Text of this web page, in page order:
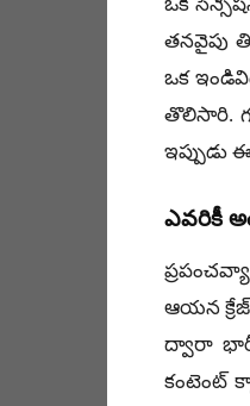
తనవైపు
ఒక
తొలిసారి.
ఇప్పుడు
ఎవరికీ
ఆయన
ద్వారా భారీ
కంటెంట్